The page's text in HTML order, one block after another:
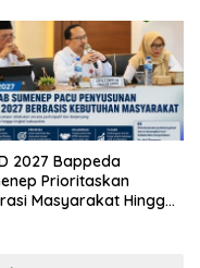
2027 Bappeda
Prioritaskan
Masyarakat Hingga